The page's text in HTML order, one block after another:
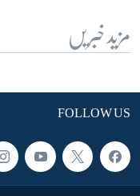
مزید خبریں
FOLLOW US